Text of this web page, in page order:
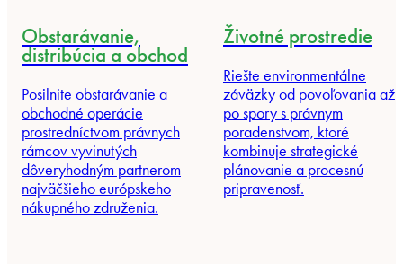
Obstarávanie,
distribúcia a obchod
Posilnite obstarávanie a
obchodné operácie
prostredníctvom právnych
rámcov vyvinutých
dôveryhodným partnerom
najväčšieho európskeho
nákupného združenia.
Životné prostredie
Riešte environmentálne
záväzky od povoľovania až
po spory s právnym
poradenstvom, ktoré
kombinuje strategické
plánovanie a procesnú
pripravenosť.